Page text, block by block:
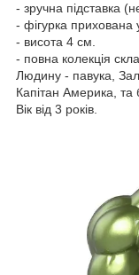
- зручна підставка
- фігурка прихована
- висота 4 см.
- повна колекція
Людину - павука,
Капітан Америка, та
Вік від 3 років.